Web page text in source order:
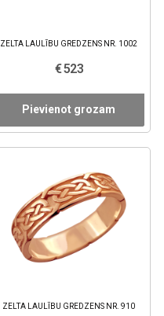
ZELTA LAULĪBU GREDZENS NR. 1002
€ 523
Pievienot grozam
ZELTA LAULĪBU GREDZENS NR. 910